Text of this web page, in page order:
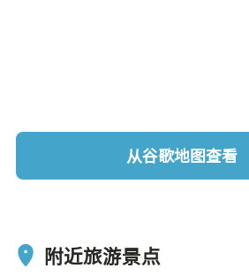
从谷歌地图查看
附近旅游景点